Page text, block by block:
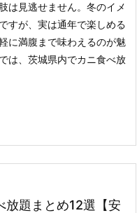
は見逃せません。 冬のイメ
すが、実は通年で楽しめる
に満腹まで味わえるのが魅
は、茨城県内でカニ食べ放
放題まとめ12選【安